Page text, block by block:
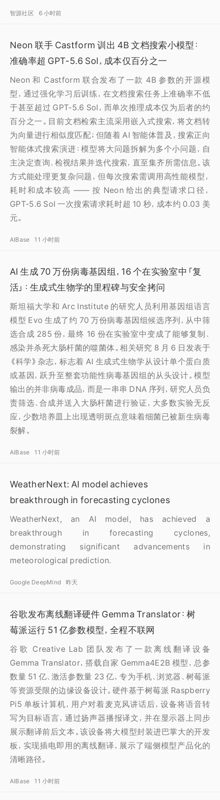
智源社区 6 小时前
Neon 联手 Castform 训出 4B 文档搜索小模型：
准确率超 GPT-5.6 Sol，成本仅百分之一
Neon 和 Castform 联合发布了一款 4B 参数的开源模
型，通过强化学习后训练，在文档搜索任务上准确率不低
于甚至超过 GPT-5.6 Sol，而单次推理成本仅为后者的约
百分之一。目前文档检索主流采用嵌入式搜索，将文档转
为向量进行相似度匹配；但随着 AI 智能体普及，搜索正向
智能体式搜索演进：模型将大问题拆解为多个小问题，自
主决定查询、检视结果并迭代搜索，直至集齐所需信息。该
方式能处理更复杂问题，但每次搜索需调用高性能模型，
耗时和成本较高 —— 按 Neon 给出的典型请求口径，
GPT-5.6 Sol 一次搜索请求耗时超 10 秒，成本约 0.03 美
元。
AIBase 11 小时前
AI 生成 70 万份病毒基因组，16 个在实验室中「复
活」：生成式生物学的里程碑与安全拷问
斯坦福大学和 Arc Institute 的研究人员利用基因组语言
模型 Evo 生成了约 70 万份病毒基因组候选序列，从中筛
选合成 285 份，最终 16 份在实验室中变成了能够复制、
感染并杀死大肠杆菌的噬菌体。相关研究 8 月 6 日发表于
《科学》杂志，标志着 AI 生成式生物学从设计单个蛋白质
或基因，跃升至整套功能性病毒基因组的从头设计。模型
输出的并非病毒成品，而是一串串 DNA 序列，研究人员负
责筛选、合成并送入大肠杆菌进行验证，大多数实验无反
应，少数培养皿上出现透明斑点意味着细菌已被新生病毒
裂解。
AIBase 11 小时前
WeatherNext: AI model achieves
breakthrough in forecasting cyclones
WeatherNext, an AI model, has achieved a
breakthrough in forecasting cyclones,
demonstrating significant advancements in
meteorological prediction.
Google DeepMind 昨天
谷歌发布离线翻译硬件 Gemma Translator：树
莓派运行 51 亿参数模型，全程不联网
谷歌 Creative Lab 团队发布了一款离线翻译设备
Gemma Translator，搭载自家 Gemma4E2B 模型，总参
数量 51 亿、激活参数量 23 亿，专为手机、浏览器、树莓派
等资源受限的边缘设备设计。硬件基于树莓派 Raspberry
Pi5 单板计算机，用户对着麦克风讲话后，设备将语音转
写为目标语言，通过扬声器播报译文，并在显示器上同步
展示翻译前后文本。该设备将大模型封装进巴掌大的开发
板，实现插电即用的离线翻译，展示了端侧模型产品化的
清晰路径。
AIBase 11 小时前